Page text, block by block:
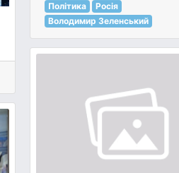
Політика
Росія
Володимир Зеленський